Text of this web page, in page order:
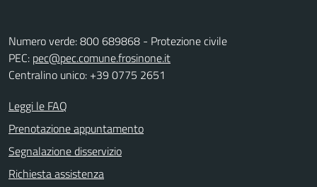
Numero verde: 800 689868 - Protezione civile
PEC: pec@pec.comune.frosinone.it
Centralino unico: +39 0775 2651
Leggi le FAQ
Prenotazione appuntamento
Segnalazione disservizio
Richiesta assistenza